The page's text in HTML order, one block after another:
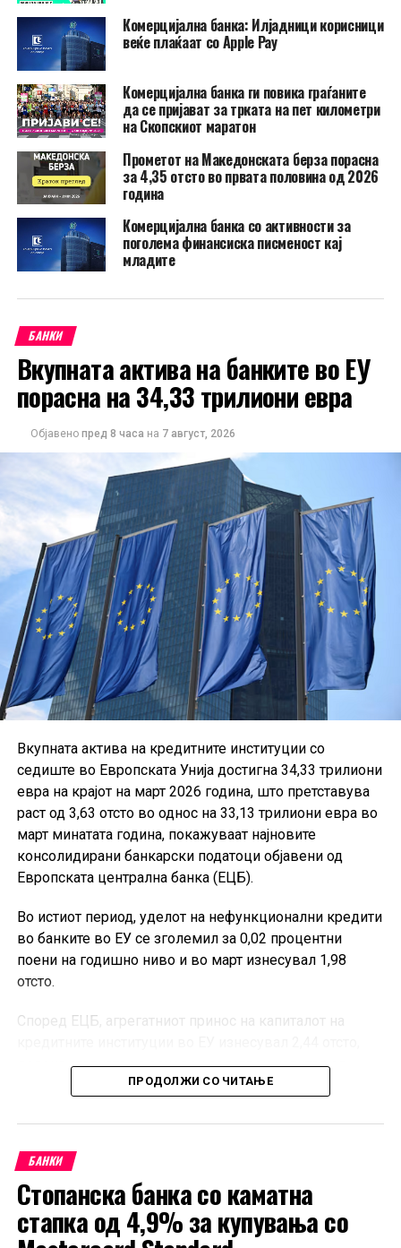
Комерцијална банка: Илјадници корисници
веќе плаќаат со Apple Pay
Комерцијална банка ги повика граѓаните
да се пријават за трката на пет километри
на Скопскиот маратон
Прометот на Македонската берза порасна
за 4,35 отсто во првата половина од 2026
година
Комерцијална банка со активности за
поголема финансиска писменост кај
младите
БАНКИ
Вкупната актива на банките во ЕУ
порасна на 34,33 трилиони евра
Објавено пред 8 часа на 7 август, 2026
Вкупната актива на кредитните институции со
седиште во Европската Унија достигна 34,33 трилиони
евра на крајот на март 2026 година, што претставува
раст од 3,63 отсто во однос на 33,13 трилиони евра во
март минатата година, покажуваат најновите
консолидирани банкарски податоци објавени од
Европската централна банка (ЕЦБ).
Во истиот период, уделот на нефункционални кредити
во банките во ЕУ се зголемил за 0,02 процентни
поени на годишно ниво и во март изнесувал 1,98
отсто.
Според ЕЦБ, агрегатниот принос на капиталот на
додека стапката на основен сопствен капитал од
највисок квалитет, односно CET1, била 16,27 отсто.
Објавените квартални податоци опфаќаат 335
институции, како и подружници и филијали под
контрола на субјекти надвор од ЕУ кои работат на
европскиот пазар. Според ЕЦБ, податоците покриваат
речиси 100 отсто од билансот на банкарскиот сектор
ПРОДОЛЖИ СО ЧИТАЊЕ
БАНКИ
Стопанска банка со каматна
стапка од 4,9% за купувања со